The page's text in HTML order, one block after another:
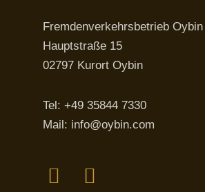
Fremdenverkehrsbetrieb Oybin
Hauptstraße 15
02797 Kurort Oybin
Tel: +49 35844 7330
Mail: info@oybin.com
Facebook